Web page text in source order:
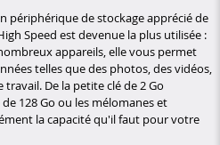
périphérique de stockage apprécié de
Speed est devenue la plus utilisée :
appareils, elle vous permet
telles que des photos, des vidéos,
De la petite clé de 2 Go
128 Go ou les mélomanes et
la capacité qu'il faut pour votre